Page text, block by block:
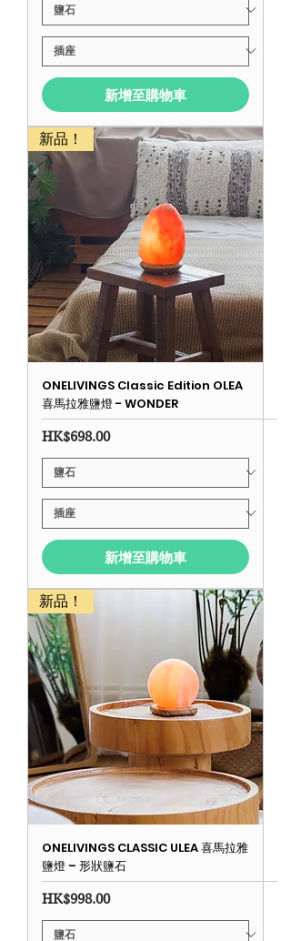
新增至購物車
新品！
ONELIVINGS Classic Edition OLEA
喜馬拉雅鹽燈 - WONDER
價格
HK$698.00
新增至購物車
新品！
ONELIVINGS CLASSIC ULEA 喜馬拉雅
鹽燈 – 形狀鹽石
價格
HK$998.00